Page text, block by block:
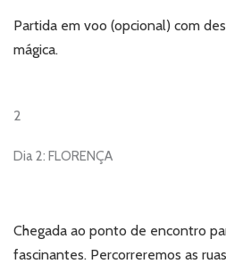
Partida em voo (opcional) com
mágica.
2
Dia 2: FLORENÇA
Chegada ao ponto de encontro
fascinantes. Percorreremos as